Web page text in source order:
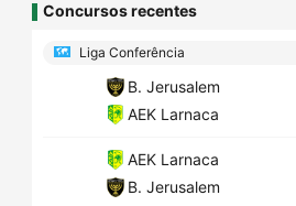
Concursos recentes
Liga Conferência
B. Jerusalem
AEK Larnaca
AEK Larnaca
B. Jerusalem